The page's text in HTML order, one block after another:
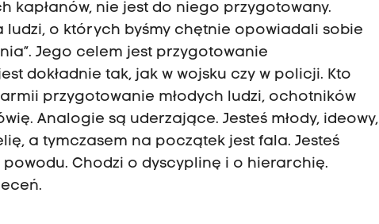
kapłanów, nie jest do niego przygotowany.
o których byśmy chętnie opowiadali sobie
Jego celem jest przygotowanie
dokładnie tak, jak w wojsku czy w policji. Kto
przygotowanie młodych ludzi, ochotników
Analogie są uderzające. Jesteś młody, ideowy,
a tymczasem na początek jest fala. Jesteś
Chodzi o dyscyplinę i o hierarchię.